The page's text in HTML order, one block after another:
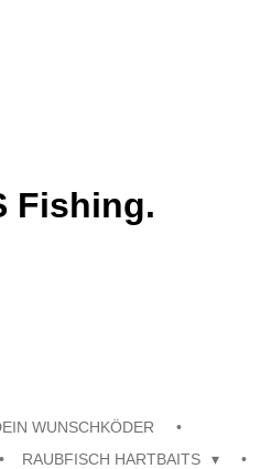
Fishing.
WUNSCHKÖDER
RAUBFISCH HARTBAITS